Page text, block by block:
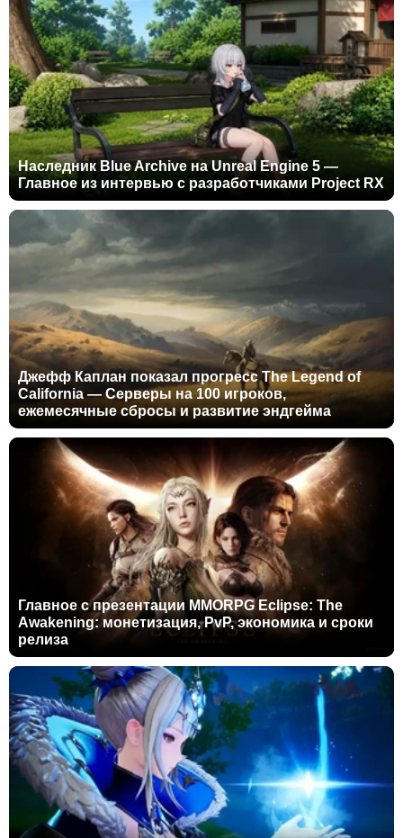
Наследник Blue Archive на Unreal Engine 5 —
Главное из интервью с разработчиками Project RX
Джефф Каплан показал прогресс The Legend of
California — Серверы на 100 игроков,
ежемесячные сбросы и развитие эндгейма
Главное с презентации MMORPG Eclipse: The
Awakening: монетизация, PvP, экономика и сроки
релиза